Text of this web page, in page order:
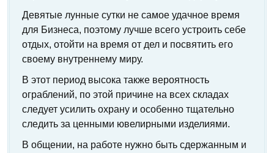
Девятые лунные сутки не самое удачное время
для Бизнеса, поэтому лучше всего устроить себе
отдых, отойти на время от дел и посвятить его
своему внутреннему миру.
В этот период высока также вероятность
ограблений, по этой причине на всех складах
следует усилить охрану и особенно тщательно
следить за ценными ювелирными изделиями.
В общении, на работе нужно быть сдержанным и